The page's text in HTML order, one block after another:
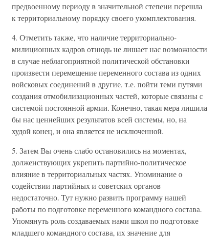
предвоенному периоду в значительной степени перешла
к территориальному порядку своего укомплектования.
4. Отметить также, что наличие территориально-
милиционных кадров отнюдь не лишает нас возможности
в случае неблагоприятной политической обстановки
произвести перемещение переменного состава из одних
войсковых соединений в другие, т.е. пойти теми путями
создания отмобилизационных частей, которые связаны с
системой постоянной армии. Конечно, такая мера лишила
бы нас ценнейших результатов всей системы, но, на
худой конец, и она является не исключенной.
5. Затем Вы очень слабо остановились на моментах,
долженствующих укрепить партийно-политическое
влияние в территориальных частях. Упоминание о
содействии партийных и советских органов
недостаточно. Тут нужно развить программу нашей
работы по подготовке переменного командного состава.
Упомянуть роль создаваемых нами школ по подготовке
младшего командного состава, их значение для